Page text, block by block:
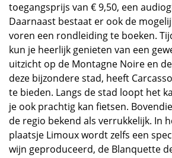
toegangsprijs van € 9,50, een
Daarnaast bestaat er ook de
voren een rondleiding te boeken.
kun je heerlijk genieten van een
uitzicht op de Montagne Noire en
deze bijzondere stad, heeft
te bieden. Langs de stad loopt het
je ook prachtig kan fietsen.
de regio bekend als verrukkelijk. In
plaatsje Limoux wordt zelfs een
wijn geproduceerd, de Blanquette